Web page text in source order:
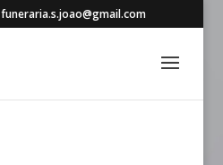
funeraria.s.joao@gmail.com